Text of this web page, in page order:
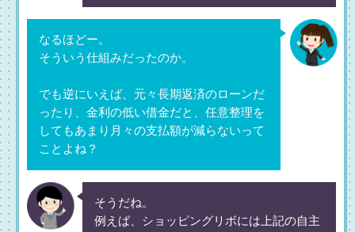
なるほどー。
そういう仕組みだったのか。
でも逆にいえば、元々長期返済のローンだ
ったり、金利の低い借金だと、任意整理を
してもあまり月々の支払額が減らないって
ことよね？
そうだね。
例えば、ショッピングリボには上記の自主